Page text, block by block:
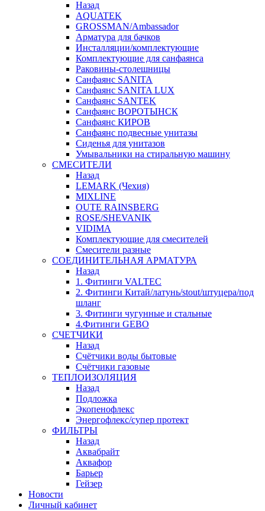
Назад
AQUATEK
GROSSMAN/Ambassador
Арматура для бачков
Инсталляции/комплектующие
Комплектующие для санфаянса
Раковины-столешницы
Санфаянс SANITA
Санфаянс SANITA LUX
Санфаянс SANTEK
Санфаянс ВОРОТЫНСК
Санфаянс КИРОВ
Санфаянс подвесные унитазы
Сиденья для унитазов
Умывальники на стиральную машину
СМЕСИТЕЛИ
Назад
LEMARK (Чехия)
MIXLINE
OUTE RAINSBERG
ROSE/SHEVANIK
VIDIMA
Комплектующие для смесителей
Смесители разные
СОЕДИНИТЕЛЬНАЯ АРМАТУРА
Назад
1. Фитинги VALTEC
2. Фитинги Китай/латунь/stout/штуцера/под
шланг
3. Фитинги чугунные и стальные
4.Фитинги GEBO
СЧЕТЧИКИ
Назад
Счётчики воды бытовые
Счётчики газовые
ТЕПЛОИЗОЛЯЦИЯ
Назад
Подложка
Экопенофлекс
Энергофлекс/супер протект
ФИЛЬТРЫ
Назад
Аквабрайт
Аквафор
Барьер
Гейзер
Новости
Личный кабинет